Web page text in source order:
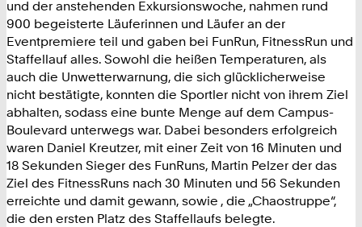
und der anstehenden Exkursionswoche, nahmen rund
900 begeisterte Läuferinnen und Läufer an der
Eventpremiere teil und gaben bei FunRun, FitnessRun und
Staffellauf alles. Sowohl die heißen Temperaturen, als
auch die Unwetterwarnung, die sich glücklicherweise
nicht bestätigte, konnten die Sportler nicht von ihrem Ziel
abhalten, sodass eine bunte Menge auf dem Campus-
Boulevard unterwegs war. Dabei besonders erfolgreich
waren Daniel Kreutzer, mit einer Zeit von 16 Minuten und
18 Sekunden Sieger des FunRuns, Martin Pelzer der das
Ziel des FitnessRuns nach 30 Minuten und 56 Sekunden
erreichte und damit gewann, sowie , die „Chaostruppe“,
die den ersten Platz des Staffellaufs belegte.